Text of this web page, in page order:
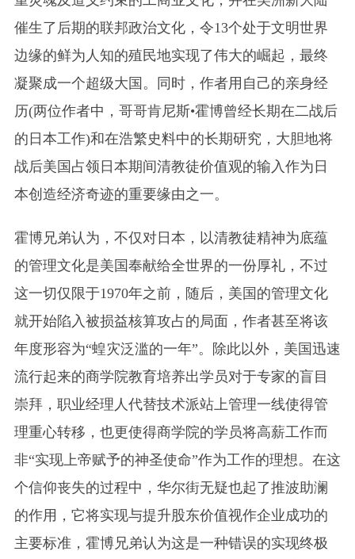
催生了后期的联邦政治文化，令13个处于文明世界
边缘的鲜为人知的殖民地实现了伟大的崛起，最终
凝聚成一个超级大国。同时，作者用自己的亲身经
历(两位作者中，哥哥肯尼斯•霍博曾经长期在二战后
的日本工作)和在浩繁史料中的长期研究，大胆地将
战后美国占领日本期间清教徒价值观的输入作为日
本创造经济奇迹的重要缘由之一。
霍博兄弟认为，不仅对日本，以清教徒精神为底蕴
的管理文化是美国奉献给全世界的一份厚礼，不过
这一切仅限于1970年之前，随后，美国的管理文化
就开始陷入被损益核算攻占的局面，作者甚至将该
年度形容为“蝗灾泛滥的一年”。除此以外，美国迅速
流行起来的商学院教育培养出学员对于专家的盲目
崇拜，职业经理人代替技术派站上管理一线使得管
理重心转移，也更使得商学院的学员将高薪工作而
非“实现上帝赋予的神圣使命”作为工作的理想。在这
个信仰丧失的过程中，华尔街无疑也起了推波助澜
的作用，它将实现与提升股东价值视作企业成功的
主要标准，霍博兄弟认为这是一种错误的实现终极